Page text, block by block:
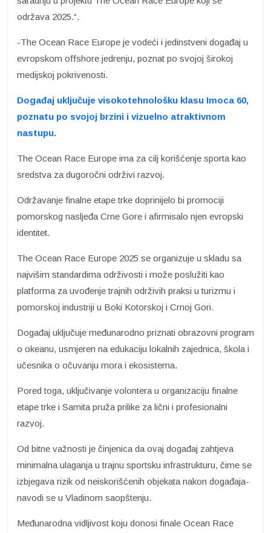
održava 2025.“.
-The Ocean Race Europe je vodeći i jedinstveni događaj u
evropskom offshore jedrenju, poznat po svojoj širokoj
medijskoj pokrivenosti.
Događaj uključuje visokotehnološku klasu Imoca 60,
poznatu po svojoj brzini i vizuelno atraktivnom
nastupu.
The Ocean Race Europe ima za cilj korišćenje sporta kao
sredstva za dugoročni održivi razvoj.
Održavanje finalne etape trke doprinijelo bi promociji
pomorskog nasljeđa Crne Gore i afirmisalo njen evropski
identitet.
The Ocean Race Europe 2025 se organizuje u skladu sa
najvišim standardima održivosti i može poslužiti kao
platforma za uvođenje trajnih održivih praksi u turizmu i
pomorskoj industriji u Boki Kotorskoj i Crnoj Gori.
Događaj uključuje međunarodno priznati obrazovni program
o okeanu, usmjeren na edukaciju lokalnih zajednica, škola i
učesnika o očuvanju mora i ekosistema.
Pored toga, uključivanje volontera u organizaciju finalne
etape trke i Samita pruža prilike za lični i profesionalni
razvoj.
Od bitne važnosti je činjenica da ovaj događaj zahtjeva
minimalna ulaganja u trajnu sportsku infrastrukturu, čime se
izbjegava rizik od neiskorišćenih objekata nakon događaja-
navodi se u Vladinom saopštenju.
Međunarodna vidljivost koju donosi finale Ocean Race